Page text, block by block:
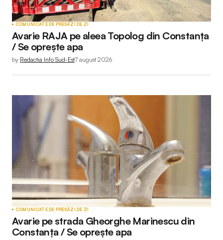
COMUNICATE DE PRESĂZI DE ZI
Avarie RAJA pe aleea Topolog din Constanța
/ Se oprește apa
by Redactia Info Sud-Est7 august 2026
COMUNICATE DE PRESĂZI DE ZI
Avarie pe strada Gheorghe Marinescu din
Constanța / Se oprește apa